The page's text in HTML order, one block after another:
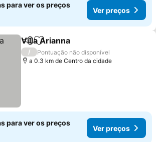
para ver os preços
Ver preços
PartilharAdicionar aos favoritos
Villa Arianna
/
Pontuação não disponível
a 0.3 km de Centro da cidade
para ver os preços
Ver preços